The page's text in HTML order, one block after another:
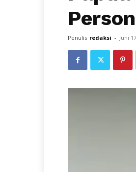
Penulis redaksi - Juni